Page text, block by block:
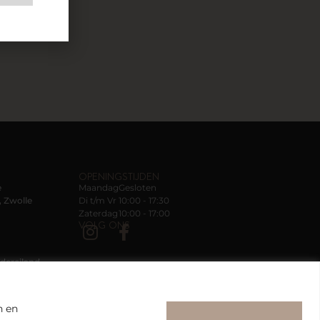
en
Zwolle
OPENINGSTIJDEN
Maandag
Di t/m Vr
Zaterdag
Gesloten
10:00 - 17:30
10:00 - 17:00
VOLG ONS